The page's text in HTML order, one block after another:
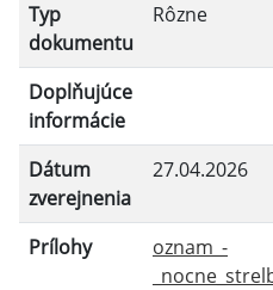
Filtrovať
Typ
dokumentu
Rôzne
Doplňujúce
informácie
Dátum
zverejnenia
27.04.2026
Prílohy
oznam_-